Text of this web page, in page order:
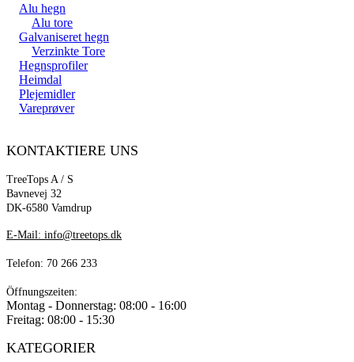
Alu hegn
Alu tore
Galvaniseret hegn
Verzinkte Tore
Hegnsprofiler
Heimdal
Plejemidler
Vareprøver
KONTAKTIERE UNS
TreeTops A / S
Bavnevej 32
DK-6580 Vamdrup
E-Mail: info@treetops.dk
Telefon: 70 266 233
Öffnungszeiten:
Montag - Donnerstag: 08:00 - 16:00
Freitag: 08:00 - 15:30
KATEGORIER